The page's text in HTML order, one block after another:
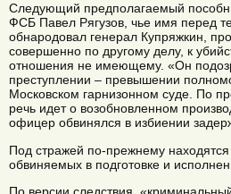
Следующий предполагаемый
ФСБ Павел Рягузов, чье имя перед
обнародовал генерал Купряжкин,
совершенно по другому делу, к
отношения не имеющему. «Он
преступлении – превышении
Московском гарнизонном суде. По
речь идет о возобновленном
офицер обвинялся в избиении
Под стражей по-прежнему находятся
обвиняемых в подготовке и